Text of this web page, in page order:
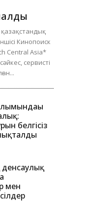
қазақстандық
Кинопоиск
Central Asia*
сервисті
белгісіз
мен